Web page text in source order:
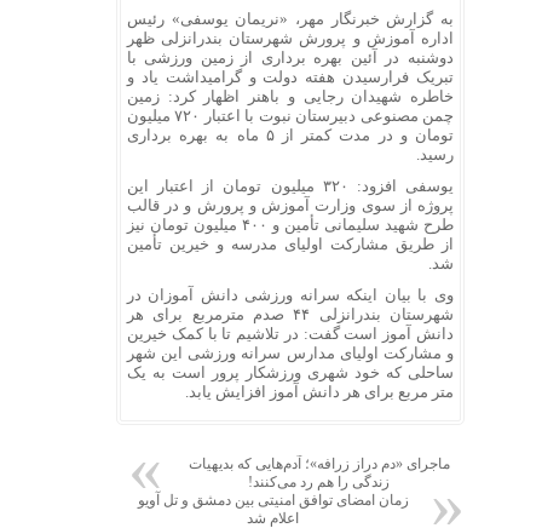
به گزارش خبرنگار مهر، «نریمان یوسفی» رئیس
اداره آموزش و پرورش شهرستان بندرانزلی ظهر
دوشنبه در آئین بهره برداری از زمین ورزشی با
تبریک فرارسیدن هفته دولت و گرامیداشت یاد و
خاطره شهیدان رجایی و باهنر اظهار کرد: زمین
چمن مصنوعی دبیرستان نبوت با اعتبار ۷۲۰ میلیون
تومان و در مدت کمتر از ۵ ماه به بهره برداری
رسید.
یوسفی افزود: ۳۲۰ میلیون تومان از اعتبار این
پروژه از سوی وزارت آموزش و پرورش و در قالب
طرح شهید سلیمانی تأمین و ۴۰۰ میلیون تومان نیز
از طریق مشارکت اولیای مدرسه و خیرین تأمین
شد.
وی با بیان اینکه سرانه ورزشی دانش آموزان در
شهرستان بندرانزلی ۴۴ صدم مترمربع برای هر
دانش
آموز
است گفت: در تلاشیم تا با کمک خیرین
و مشارکت اولیای مدارس سرانه ورزشی این شهر
ساحلی که خود شهری ورزشکار پرور
است به یک
متر مربع برای هر دانش آموز افزایش یابد.
ماجرای «دم دراز زرافه»؛ آدم‌هایی که بدیهیات
زندگی را هم رد می‌کنند!
زمان امضای توافق امنیتی بین دمشق و تل آویو
اعلام شد